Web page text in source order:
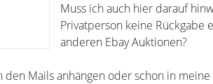
Muss ich auch hier darauf
Privatperson keine Rückgabe
anderen Ebay Auktionen?
Mails anhängen oder schon in